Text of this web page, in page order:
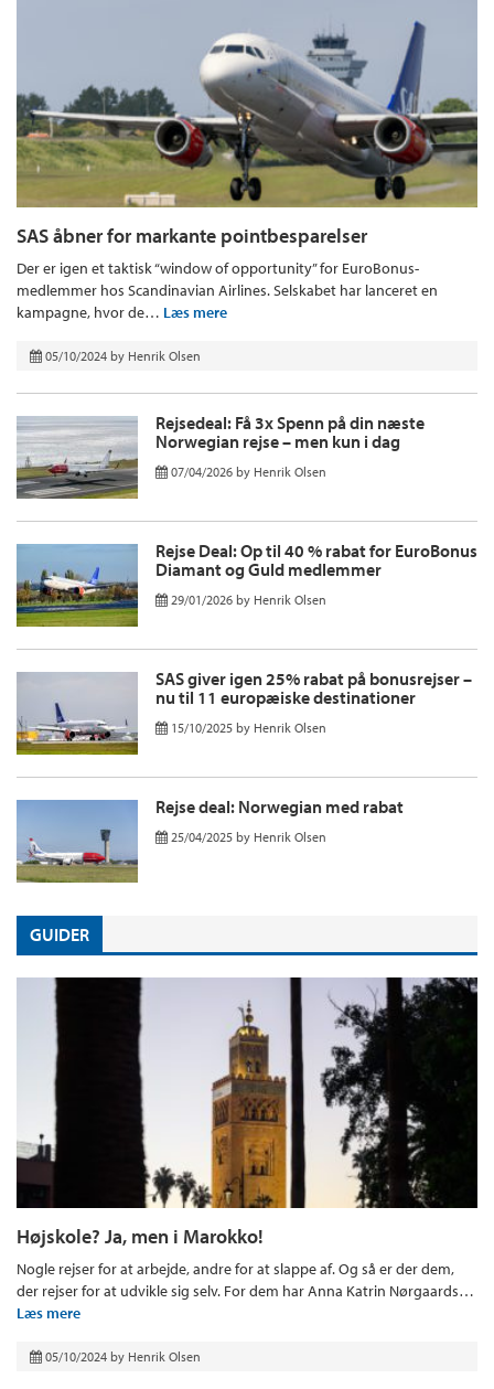
SAS åbner for markante pointbesparelser
Der er igen et taktisk “window of opportunity” for EuroBonus-
medlemmer hos Scandinavian Airlines. Selskabet har lanceret en
kampagne, hvor de… Læs mere
05/10/2024 by Henrik Olsen
Rejsedeal: Få 3x Spenn på din næste
Norwegian rejse – men kun i dag
07/04/2026 by Henrik Olsen
Rejse Deal: Op til 40 % rabat for EuroBonus
Diamant og Guld medlemmer
29/01/2026 by Henrik Olsen
SAS giver igen 25% rabat på bonusrejser –
nu til 11 europæiske destinationer
15/10/2025 by Henrik Olsen
Rejse deal: Norwegian med rabat
25/04/2025 by Henrik Olsen
GUIDER
Højskole? Ja, men i Marokko!
Nogle rejser for at arbejde, andre for at slappe af. Og så er der dem,
der rejser for at udvikle sig selv. For dem har Anna Katrin Nørgaards…
Læs mere
05/10/2024 by Henrik Olsen